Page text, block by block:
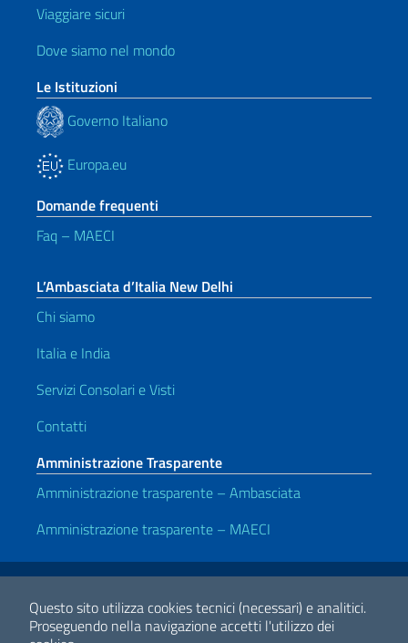
Questo sito utilizza cookies tecnici (necessari) e analitici.
Proseguendo nella navigazione accetti l'utilizzo dei
Viaggiare sicuri
Dove siamo nel mondo
Le Istituzioni
Governo Italiano
Europa.eu
Domande frequenti
Faq – MAECI
L’Ambasciata d’Italia New Delhi
Chi siamo
Italia e India
Servizi Consolari e Visti
Contatti
Amministrazione Trasparente
Amministrazione trasparente – Ambasciata
Amministrazione trasparente – MAECI
Link Utili